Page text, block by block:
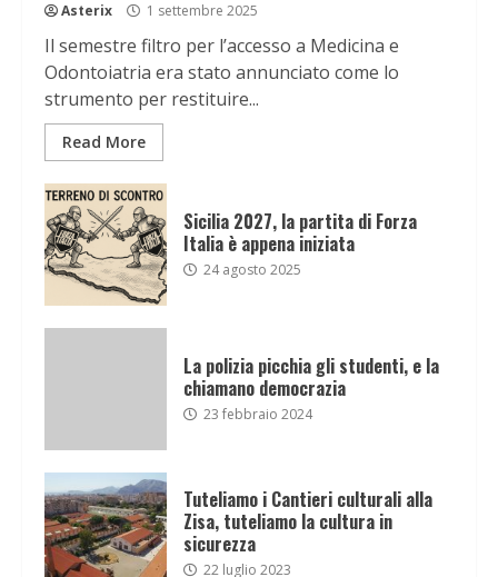
Asterix 1 settembre 2025
Il semestre filtro per l’accesso a Medicina e
Odontoiatria era stato annunciato come lo
strumento per restituire...
Read More
Sicilia 2027, la partita di Forza
Italia è appena iniziata
24 agosto 2025
La polizia picchia gli studenti, e la
chiamano democrazia
23 febbraio 2024
Tuteliamo i Cantieri culturali alla
Zisa, tuteliamo la cultura in
sicurezza
22 luglio 2023